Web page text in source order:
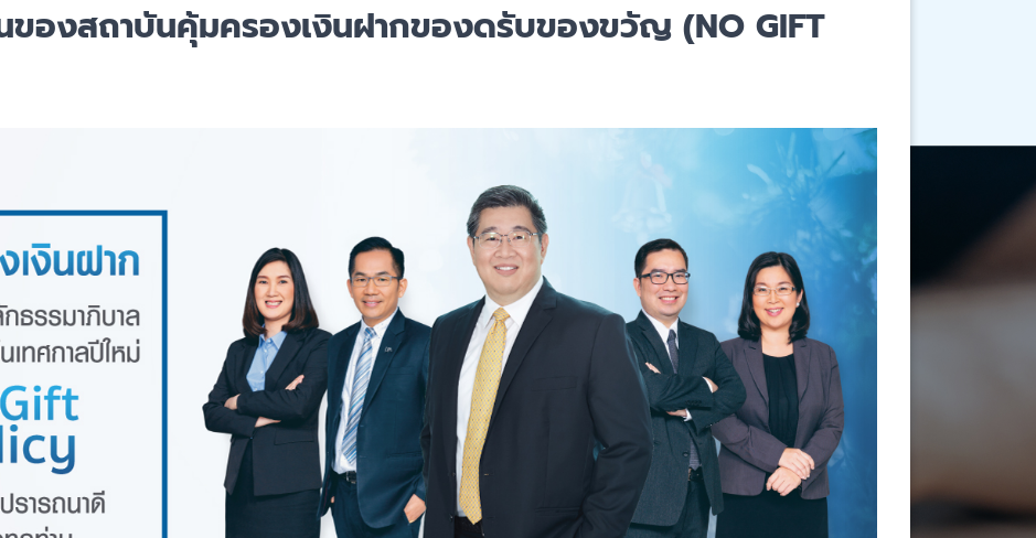
ของสถาบันคุ้มครองเงินฝากของดรับของขวัญ (NO GIFT